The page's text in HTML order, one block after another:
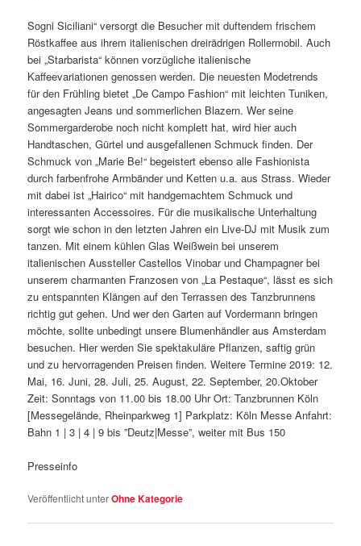
Sogni Siciliani“ versorgt die Besucher mit duftendem frischem
Röstkaffee aus ihrem italienischen dreirädrigen Rollermobil. Auch
bei „Starbarista“ können vorzügliche italienische
Kaffeevariationen genossen werden. Die neuesten Modetrends
für den Frühling bietet „De Campo Fashion“ mit leichten Tuniken,
angesagten Jeans und sommerlichen Blazern. Wer seine
Sommergarderobe noch nicht komplett hat, wird hier auch
Handtaschen, Gürtel und ausgefallenen Schmuck finden. Der
Schmuck von „Marie Be!“ begeistert ebenso alle Fashionista
durch farbenfrohe Armbänder und Ketten u.a. aus Strass. Wieder
mit dabei ist „Hairico“ mit handgemachtem Schmuck und
interessanten Accessoires. Für die musikalische Unterhaltung
sorgt wie schon in den letzten Jahren ein Live-DJ mit Musik zum
tanzen. Mit einem kühlen Glas Weißwein bei unserem
italienischen Aussteller Castellos Vinobar und Champagner bei
unserem charmanten Franzosen von „La Pestaque“, lässt es sich
zu entspannten Klängen auf den Terrassen des Tanzbrunnens
richtig gut gehen. Und wer den Garten auf Vordermann bringen
möchte, sollte unbedingt unsere Blumenhändler aus Amsterdam
besuchen. Hier werden Sie spektakuläre Pflanzen, saftig grün
und zu hervorragenden Preisen finden. Weitere Termine 2019: 12.
Mai, 16. Juni, 28. Juli, 25. August, 22. September, 20.Oktober
Zeit: Sonntags von 11.00 bis 18.00 Uhr Ort: Tanzbrunnen Köln
[Messegelände, Rheinparkweg 1] Parkplatz: Köln Messe Anfahrt:
Bahn 1 | 3 | 4 | 9 bis ”Deutz|Messe”, weiter mit Bus 150
Presseinfo
Veröffentlicht unterOhne Kategorie